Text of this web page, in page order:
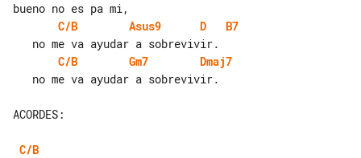
C/B
Asus9 D
B7
C/B
Gm7
Dmaj7
ACORDES:
C/B